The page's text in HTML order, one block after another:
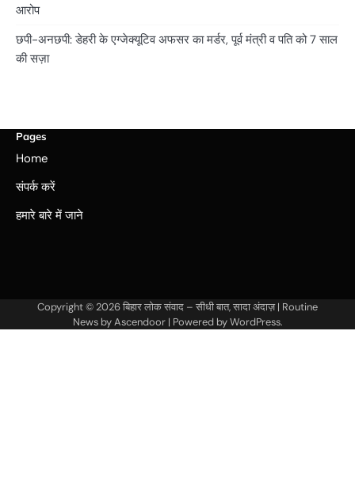
आरोप
छपी-अनछपी: डेहरी के एग्जेक्यूटिव अफसर का मर्डर, पूर्व मंत्री व पति को 7 साल
की सज़ा
Pages
Home
संपर्क करें
हमारे बारे में जाने
Copyright © 2026बिहार लोक संवाद – सीधी बात, सादा अंदाज़| Routine
News byAscendoor| Powered byWordPress.